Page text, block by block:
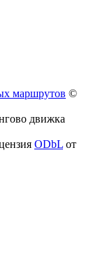
маршрутов ©
движка
ODbL от